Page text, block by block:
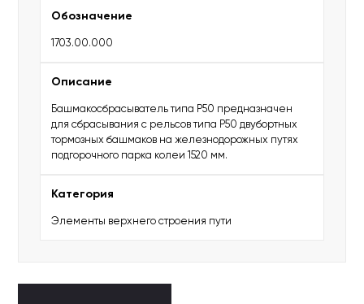
Обозначение
1703.00.000
Описание
Башмакосбрасыватель типа Р50 предназначен
для сбрасывания с рельсов типа Р50 двубортных
тормозных башмаков на железнодорожных путях
подгорочного парка колеи 1520 мм.
Категория
Элементы верхнего строения пути